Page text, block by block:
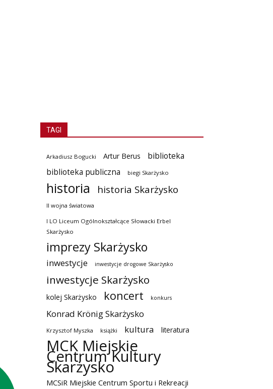
TAGI
Arkadiusz Bogucki Artur Berus
biblioteka
biblioteka publiczna
biegi Skarżysko
historia historia Skarżysko
II wojna światowa
I LO Liceum Ogólnokształcące Słowacki Erbel
Skarżysko
imprezy Skarżysko
inwestycje inwestycje drogowe Skarżysko
inwestycje Skarżysko
kolej Skarżysko koncert konkurs
Konrad Krönig Skarżysko
Krzysztof Myszka książki kultura literatura
MCK Miejskie
Centrum Kultury
Skarżysko
MCSiR Miejskie Centrum Sportu i Rekreacji